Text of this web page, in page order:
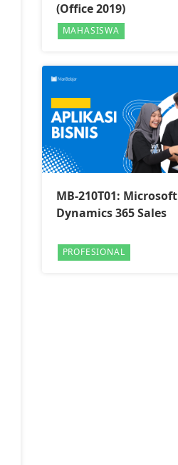
(Office 2019)
MAHASISWA
MB-210T01: Microsoft
Dynamics 365 Sales
PROFESIONAL